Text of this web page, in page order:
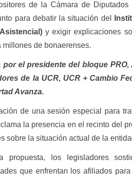
de la Cámara de
para debatir la situación del
y exigir explicaciones
de bonaerenses.
el presidente del bloque
de la UCR, UCR + Cambio
Avanza.
de una sesión especial para
la presencia en el recinto del
sobre la situación actual de la
propuesta, los legisladores
que enfrentan los afiliados